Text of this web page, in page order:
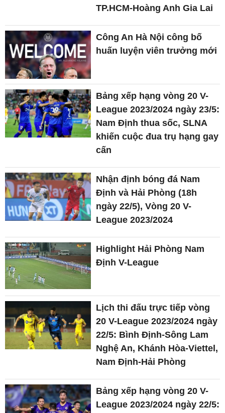
TP.HCM-Hoàng Anh Gia Lai
Công An Hà Nội công bố
huấn luyện viên trưởng mới
Bảng xếp hạng vòng 20 V-
League 2023/2024 ngày 23/5:
Nam Định thua sốc, SLNA
khiến cuộc đua trụ hạng gay
cấn
Nhận định bóng đá Nam
Định và Hải Phòng (18h
ngày 22/5), Vòng 20 V-
League 2023/2024
Highlight Hải Phòng Nam
Định V-League
Lịch thi đấu trực tiếp vòng
20 V-League 2023/2024 ngày
22/5: Bình Định-Sông Lam
Nghệ An, Khánh Hòa-Viettel,
Nam Định-Hải Phòng
Bảng xếp hạng vòng 20 V-
League 2023/2024 ngày 22/5: